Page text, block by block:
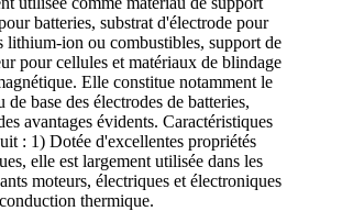
batteries, substrat d'électrode pour
lithium-ion ou combustibles, support de
pour cellules et matériaux de blindage
Elle constitue notamment le
de base des électrodes de batteries,
avantages évidents. Caractéristiques
: 1) Dotée d'excellentes propriétés
elle est largement utilisée dans les
moteurs, électriques et électroniques
thermique.